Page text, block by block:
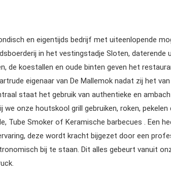
en eigentijds bedrijf met uiteenlopende
in het vestingstadje Sloten, daterende
de koestallen en oude binten geven het
eigenaar van De Mallemok nadat zij het
staat het gebruik van authentieke en
we onze houtskool grill gebruiken, roken, pekelen
Tube Smoker of Keramische barbecues . Een
deze wordt kracht bijgezet door een
bij te staan. Dit alles gebeurt vanuit